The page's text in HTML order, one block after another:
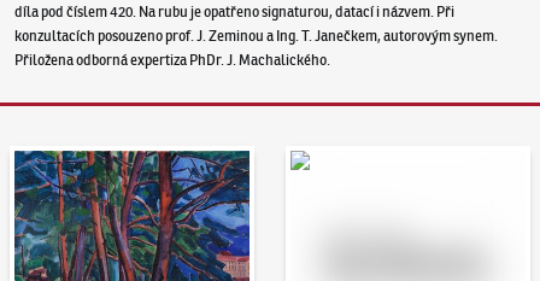
díla pod číslem 420. Na rubu je opatřeno signaturou, datací i názvem. Při
konzultacích posouzeno prof. J. Zeminou a Ing. T. Janečkem, autorovým synem.
Přiložena odborná expertiza PhDr. J. Machalického.
Aukční den 95 Dražit online - Artslimit